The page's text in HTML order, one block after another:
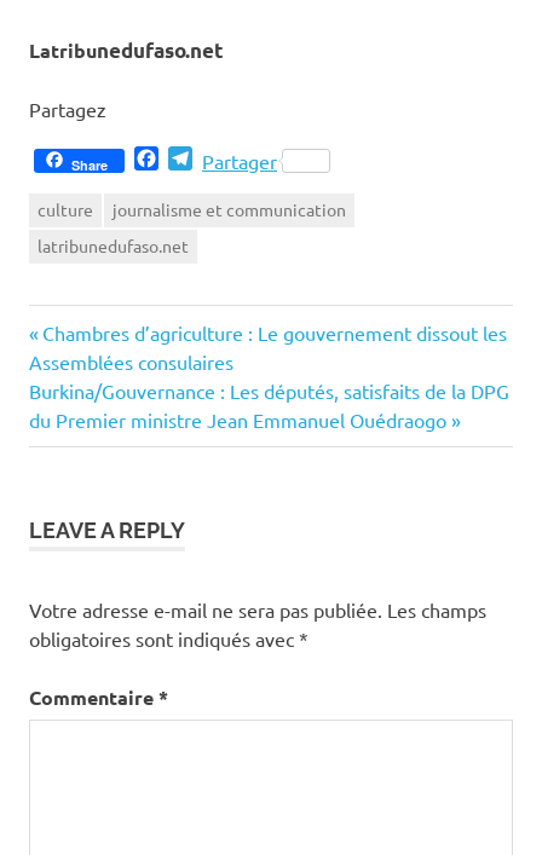
Latribunedufaso.net
Partagez
Share FacebookTelegram
Partager
culture
journalisme et communication
latribunedufaso.net
Navigation
de
l’article
Previous
Post:
Chambres d’agriculture : Le gouvernement dissout les
Assemblées consulaires
Next
Post:
Burkina/Gouvernance : Les députés, satisfaits de la DPG
du Premier ministre Jean Emmanuel Ouédraogo
LEAVE A REPLY
Votre adresse e-mail ne sera pas publiée. Les champs
obligatoires sont indiqués avec *
Commentaire*